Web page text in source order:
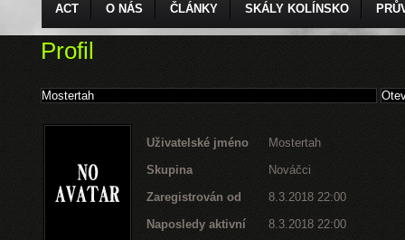
ACT O NÁS ČLÁNKY SKÁLY KOLÍNSKO
Profil
Uživatelské jméno
Mostertah
Skupina
Nováčci
Zaregistrován od
8.3.2018 22:00
Naposledy aktivní
8.3.2018 22:00